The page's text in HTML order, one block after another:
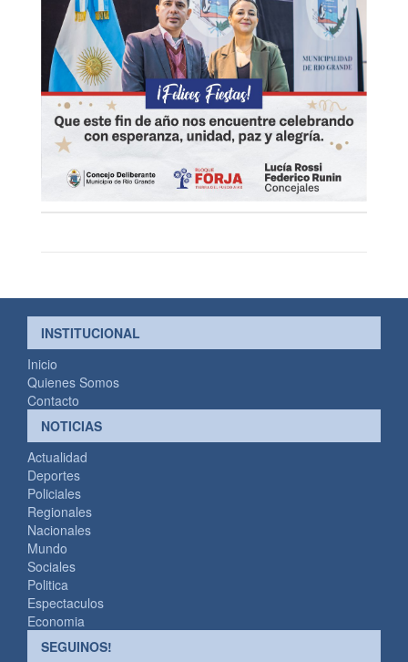
INSTITUCIONAL
Inicio
Quienes Somos
Contacto
NOTICIAS
Actualidad
Deportes
Policiales
Regionales
Nacionales
Mundo
Sociales
Politica
Espectaculos
Economia
SEGUINOS!